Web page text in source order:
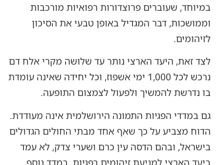
במיוחד, שעוברים פרוצדורות רפואיות מורכבות
וממושכות, דבר המגדיל באופן טבעי את הסיכון
לזיהומים.
לצד זאת, היעד הארצי נותר עד שלושה מקרי אלח דם
נרכש לכל 1,000 ימי אשפוז, וכל יחידה שאינה עומדת
בו נדרשת להמשיך ולפעול לצמצום התופעה.
גם במדדי הפגיות התמונה הירושלמית אינה מעודדת.
הדוח מצביע על כך שאף אחד מבתי החולים הגדולים
בישראל, ובהם הדסה עין כרם ושערי צדק, לא עמד
ביעד הארצי למניעת זיהומים בפגיות. במדד נוסף,